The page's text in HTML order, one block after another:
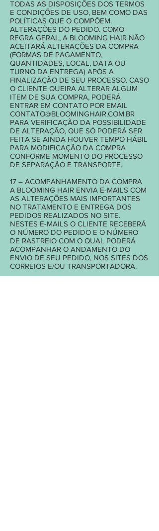
TODAS AS DISPOSIÇÕES DOS TERMOS
E CONDIÇÕES DE USO, BEM COMO DAS
POLÍTICAS QUE O COMPÕEM.
ALTERAÇÕES DO PEDIDO. COMO
REGRA GERAL, A BLOOMING HAIR NÃO
ACEITARÁ ALTERAÇÕES DA COMPRA
(FORMAS DE PAGAMENTO,
QUANTIDADES, LOCAL, DATA OU
TURNO DA ENTREGA) APÓS A
FINALIZAÇÃO DE SEU PROCESSO. CASO
O CLIENTE QUEIRA ALTERAR ALGUM
ITEM DE SUA COMPRA, PODERÁ
ENTRAR EM CONTATO POR EMAIL
CONTATO@BLOOMINGHAIR.COM.BR
PARA VERIFICAÇÃO DA POSSIBILIDADE
DE ALTERAÇÃO, QUE SÓ PODERÁ SER
FEITA SE AINDA HOUVER TEMPO HÁBIL
PARA MODIFICAÇÃO DA COMPRA
CONFORME MOMENTO DO PROCESSO
DE SEPARAÇÃO E TRANSPORTE.
17 – ACOMPANHAMENTO DA COMPRA
A BLOOMING HAIR ENVIA E-MAILS COM
AS ALTERAÇÕES MAIS IMPORTANTES
NO TRATAMENTO E ENTREGA DOS
PEDIDOS REALIZADOS NO SITE.
NESTES E-MAILS O CLIENTE RECEBERÁ
O NÚMERO DO PEDIDO E O NÚMERO
DE RASTREIO COM O QUAL PODERÁ
ACOMPANHAR O ANDAMENTO DO
ENVIO DE SEU PEDIDO, NOS SITES DOS
CORREIOS E/OU TRANSPORTADORA.